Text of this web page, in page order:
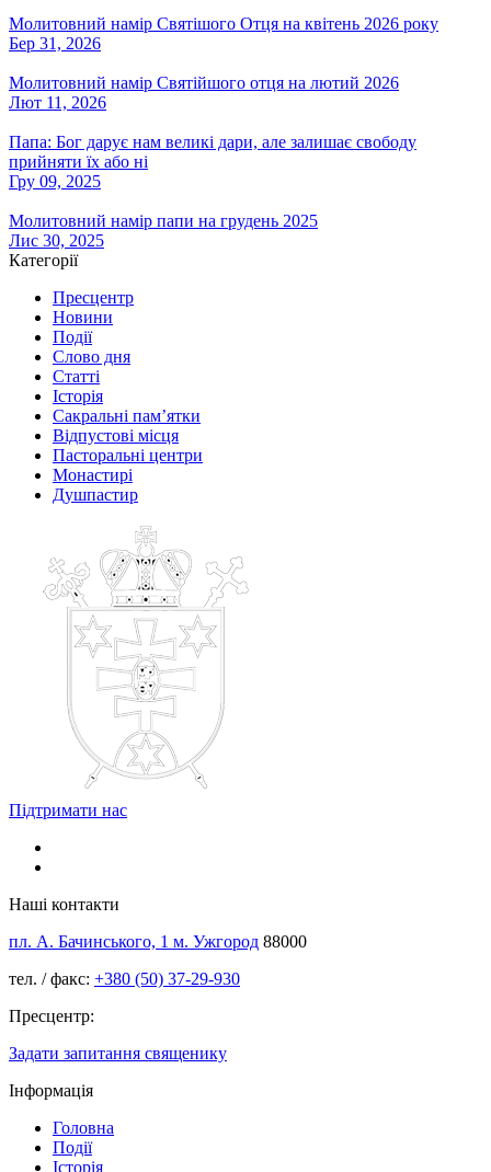
Молитовний намір Святішого Отця на квітень 2026 року
Бер 31, 2026
Молитовний намір Святійшого отця на лютий 2026
Лют 11, 2026
Папа: Бог дарує нам великі дари, але залишає свободу
прийняти їх або ні
Гру 09, 2025
Молитовний намір папи на грудень 2025
Лис 30, 2025
Категорії
Пресцентр
Новини
Події
Слово дня
Статті
Історія
Сакральні пам’ятки
Відпустові місця
Пасторальні центри
Монастирі
Душпастир
Підтримати нас
Наші контакти
пл. А. Бачинського, 1 м. Ужгород 88000
тел. / факс: +380 (50) 37-29-930
Пресцентр:
Задати запитання священику
Інформація
Головна
Події
Історія